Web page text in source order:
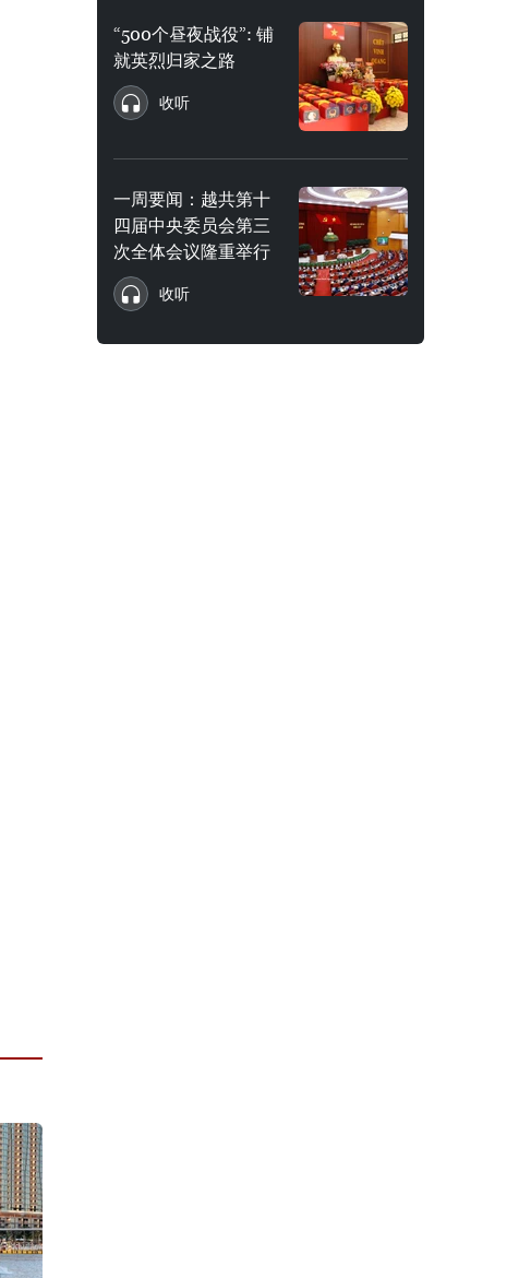
“500个昼夜战役”: 铺
就英烈归家之路
收听
一周要闻：越共第十
四届中央委员会第三
次全体会议隆重举行
收听